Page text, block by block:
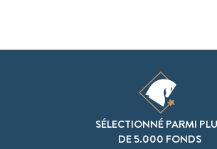
SÉLECTIONNÉ PARMI
DE 5.000 FONDS